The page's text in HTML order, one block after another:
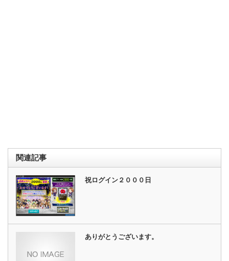
関連記事
祝ログイン２０００日
ありがとうございます。